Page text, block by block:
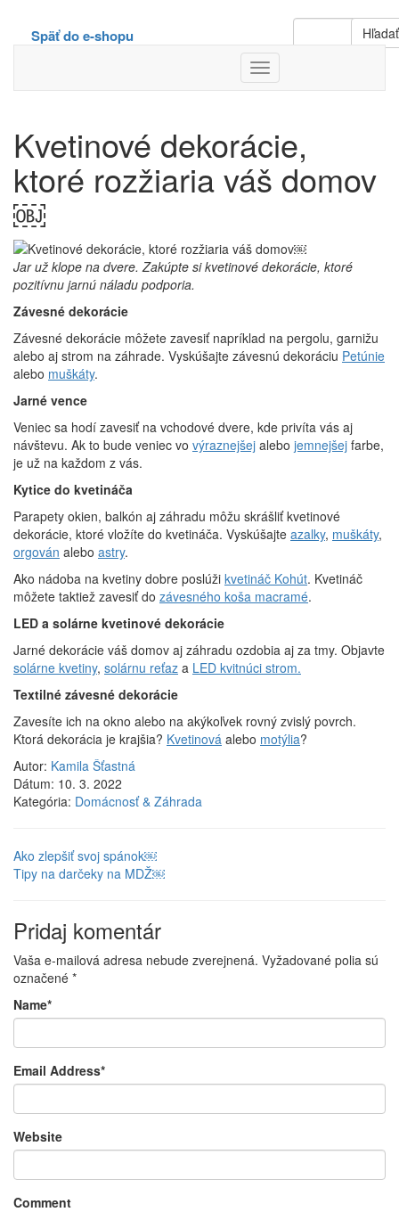
Hľadať
Späť do e-shopu
Toggle
Navigation
Kvetinové dekorácie,
ktoré rozžiaria váš domov
￼
Jar už klope na dvere. Zakúpte si kvetinové dekorácie, ktoré
pozitívnu jarnú náladu podporia.
Závesné dekorácie
Závesné dekorácie môžete zavesiť napríklad na pergolu, garnižu
alebo aj strom na záhrade. Vyskúšajte závesnú dekoráciu Petúnie
alebo muškáty.
Jarné vence
Veniec sa hodí zavesiť na vchodové dvere, kde privíta vás aj
návštevu. Ak to bude veniec vo výraznejšej alebo jemnejšej farbe,
je už na každom z vás.
Kytice do kvetináča
Parapety okien, balkón aj záhradu môžu skrášliť kvetinové
dekorácie, ktoré vložíte do kvetináča. Vyskúšajte azalky, muškáty,
orgován alebo astry.
Ako nádoba na kvetiny dobre poslúži kvetináč Kohút. Kvetináč
môžete taktiež zavesiť do závesného koša macramé.
LED a solárne kvetinové dekorácie
Jarné dekorácie váš domov aj záhradu ozdobia aj za tmy. Objavte
solárne kvetiny, solárnu reťaz a LED kvitnúci strom.
Textilné závesné dekorácie
Zavesíte ich na okno alebo na akýkoľvek rovný zvislý povrch.
Ktorá dekorácia je krajšia? Kvetinová alebo motýlia?
Autor: Kamila Šťastná
Dátum: 10. 3. 2022
Kategória: Domácnosť & Záhrada
Ako zlepšiť svoj spánok￼
Tipy na darčeky na MDŽ￼
Pridaj komentár
Vaša e-mailová adresa nebude zverejnená. Vyžadované polia sú
označené *
Name*
Email Address*
Website
Comment